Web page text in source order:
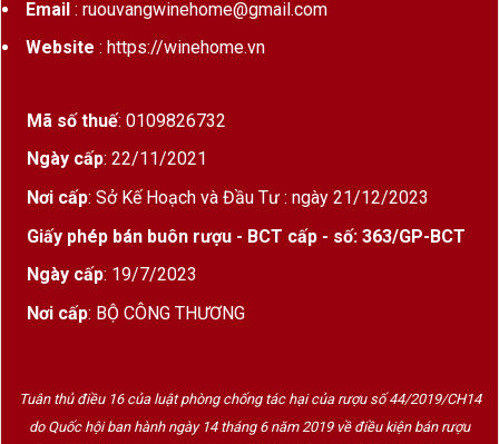
Email: ruouvangwinehome@gmail.com
Website : https://winehome.vn
Mã số thuế: 0109826732
Ngày cấp: 22/11/2021
Nơi cấp: Sở Kế Hoạch và Đầu Tư : ngày 21/12/2023
Giấy phép bán buôn rượu - BCT cấp - số: 363/GP-BCT
Ngày cấp: 19/7/2023
Nơi cấp: BỘ CÔNG THƯƠNG
Tuân thủ điều 16 của luật phòng chống tác hại của rượu số 44/2019/CH14
do Quốc hội ban hành ngày 14 tháng 6 năm 2019 về điều kiện bán rượu